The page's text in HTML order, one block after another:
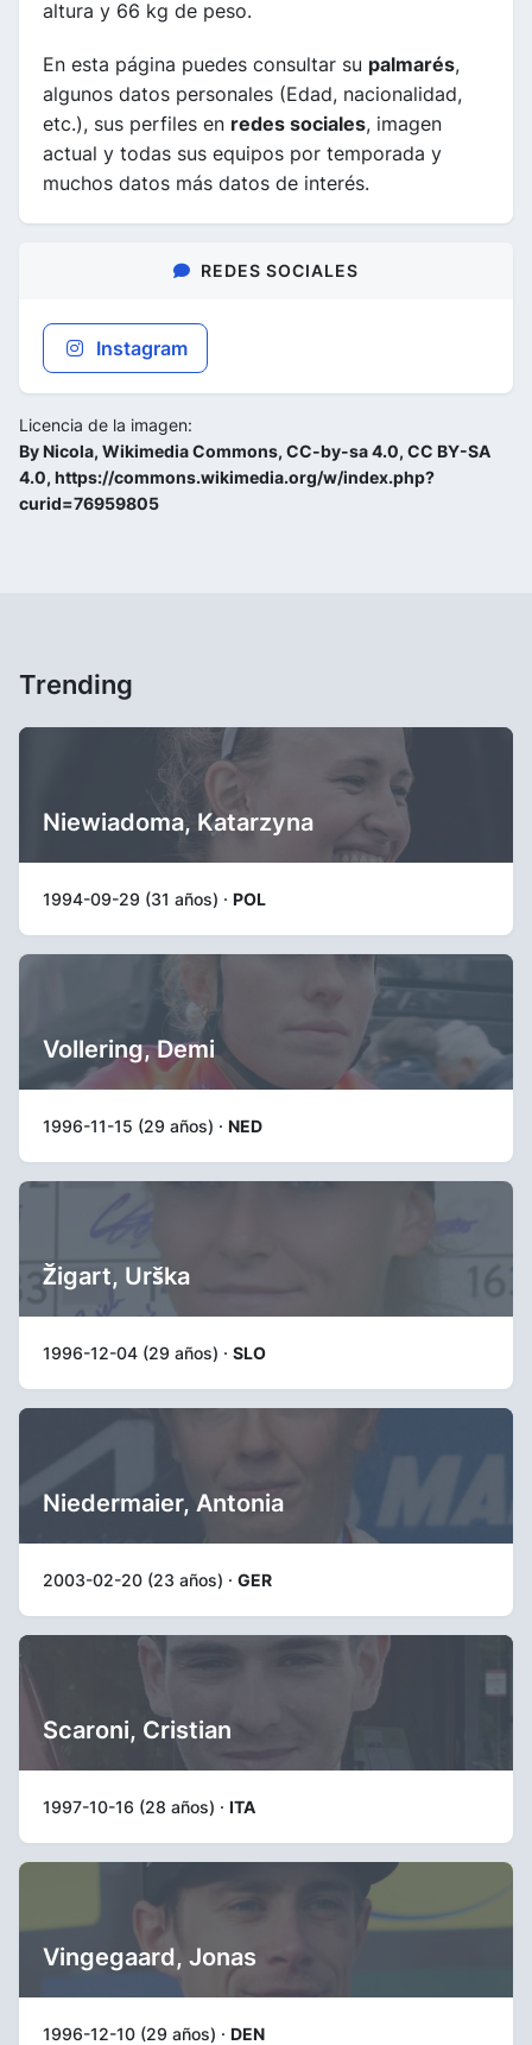
altura y 66 kg de peso.
En esta página puedes consultar su palmarés,
algunos datos personales (Edad, nacionalidad,
etc.), sus perfiles en redes sociales, imagen
actual y todas sus equipos por temporada y
muchos datos más datos de interés.
REDES SOCIALES
Instagram
Licencia de la imagen:
By Nicola, Wikimedia Commons, CC-by-sa 4.0, CC BY-SA
4.0, https://commons.wikimedia.org/w/index.php?
curid=76959805
Trending
Niewiadoma, Katarzyna
1994-09-29 (31 años) · POL
Vollering, Demi
1996-11-15 (29 años) · NED
Žigart, Urška
1996-12-04 (29 años) · SLO
Niedermaier, Antonia
2003-02-20 (23 años) · GER
Scaroni, Cristian
1997-10-16 (28 años) · ITA
Vingegaard, Jonas
1996-12-10 (29 años) · DEN